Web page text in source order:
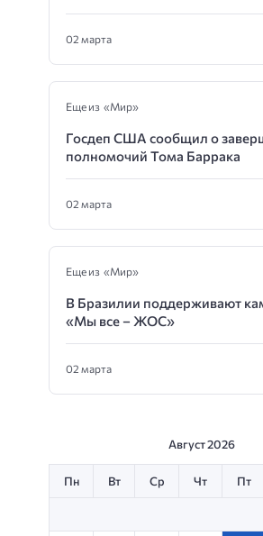
02 марта
Еще из «Мир»
Госдеп США сообщил о
полномочий Тома Баррака
02 марта
Еще из «Мир»
В Бразилии поддерживают
«Мы все – ЖОС»
02 марта
Август 2026
Пн Вт Ср Чт Пт